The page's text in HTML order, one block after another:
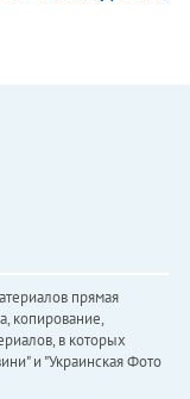
прямая
копирование,
в которых
и "Украинская Фото